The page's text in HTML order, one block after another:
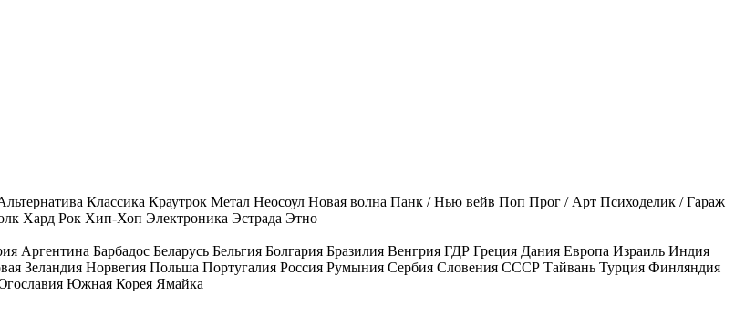
Классика Краутрок Метал Неосоул Новая волна Панк / Нью вейв Поп Прог / Арт Психоделик / Гараж
Хард Рок Хип-Хоп Электроника Эстрада Этно
Аргентина Барбадос Беларусь Бельгия Болгария Бразилия Венгрия ГДР Греция Дания Европа Израиль Индия
Зеландия Норвегия Польша Португалия Россия Румыния Сербия Словения СССР Тайвань Турция Финляндия
Южная Корея Ямайка